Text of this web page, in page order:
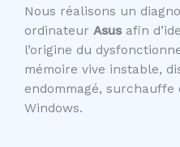
Nous réalisons un
ordinateur Asusafin
l’origine du
mémoire vive instable,
endommagé,
Windows.